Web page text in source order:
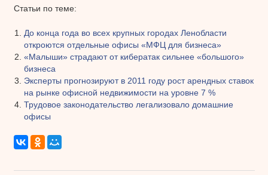
Статьи по теме:
До конца года во всех крупных городах Ленобласти
откроются отдельные офисы «МФЦ для бизнеса»
«Малыши» страдают от кибератак сильнее «большого»
бизнеса
Эксперты прогнозируют в 2011 году рост арендных ставок
на рынке офисной недвижимости на уровне 7 %
Трудовое законодательство легализовало домашние
офисы